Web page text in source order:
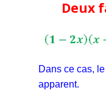
Deux
Dans ce cas,
apparent.